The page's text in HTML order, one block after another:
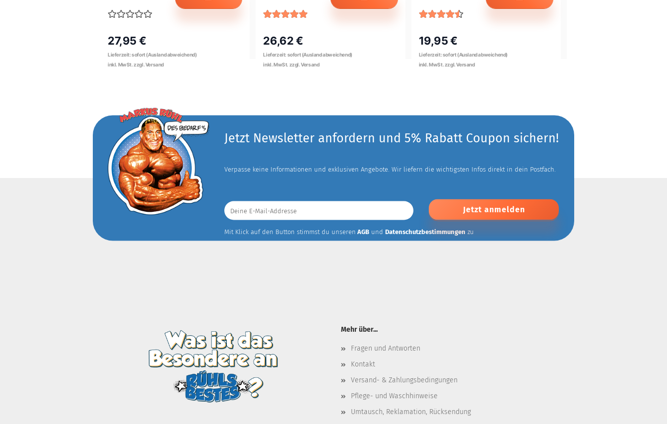
27,95 € 26,62 € 19,95 €
Jetzt Newsletter anfordern und 5% Rabatt Coupon sichern!
Verpasse keine Informationen und exklusiven Angebote. Wir liefern die wichtigsten Infos direkt in dein Postfach.
Deine
E-
Mail-
Addresse
Mit Klick auf den Button stimmst du unseren AGB und Datenschutzbestimmungen zu
Mehr über...
Fragen und Antworten
Kontakt
Versand- & Zahlungsbedingungen
Pflege- und Waschhinweise
Umtausch, Reklamation, Rücksendung